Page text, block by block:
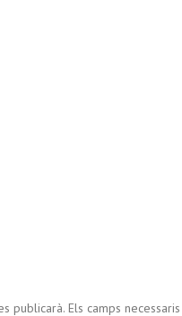
publicarà. Els camps